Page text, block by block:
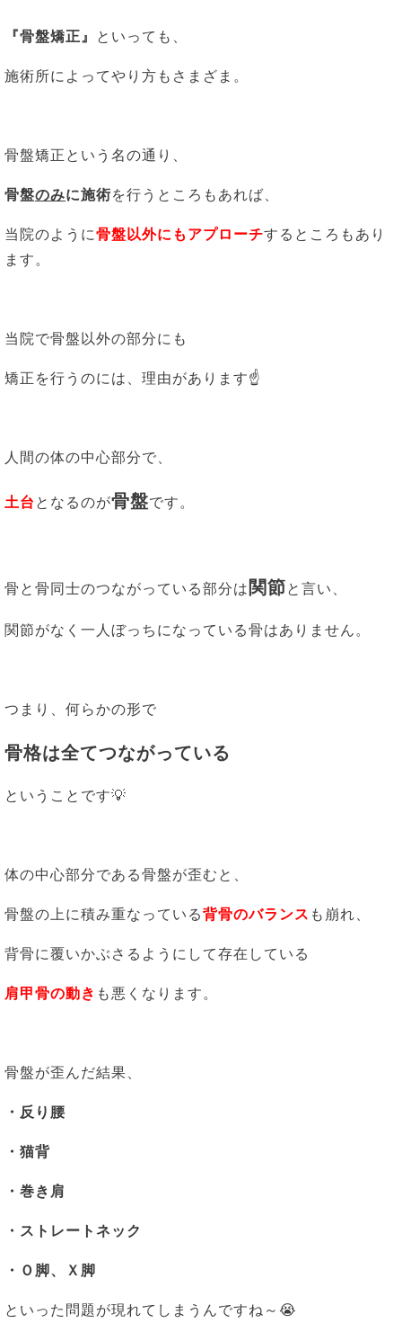
『骨盤矯正』 といっても、
施術所によってやり方もさまざま。
骨盤矯正という名の通り、
骨盤のみに施術を行うところもあれば、
当院のように骨盤以外にもアプローチするところもあり
ます。
当院で骨盤以外の部分にも
矯正を行うのには、理由があります☝
人間の体の中心部分で、
土台 となるのが骨盤です。
骨と骨同士のつながっている部分は 関節と言い、
関節がなく一人ぼっちになっている骨はありません。
つまり、何らかの形で
骨格は全てつながっている
ということです💡
体の中心部分である骨盤が歪むと、
骨盤の上に積み重なっている背骨のバランス も崩れ、
背骨に覆いかぶさるようにして存在している
肩甲骨の動き も悪くなります。
骨盤が歪んだ結果、
・反り腰
・猫背
・巻き肩
・ストレートネック
・Ｏ脚、Ｘ脚
といった問題が現れてしまうんですね～😭